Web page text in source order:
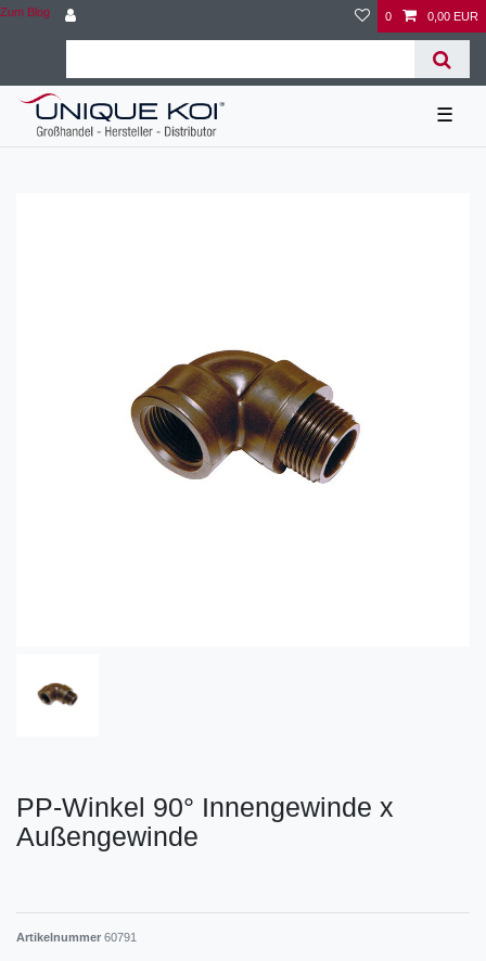
Zum Blog 0 0,00 EUR
☰
PP-Winkel 90° Innengewinde x
Außengewinde
Artikelnummer 60791